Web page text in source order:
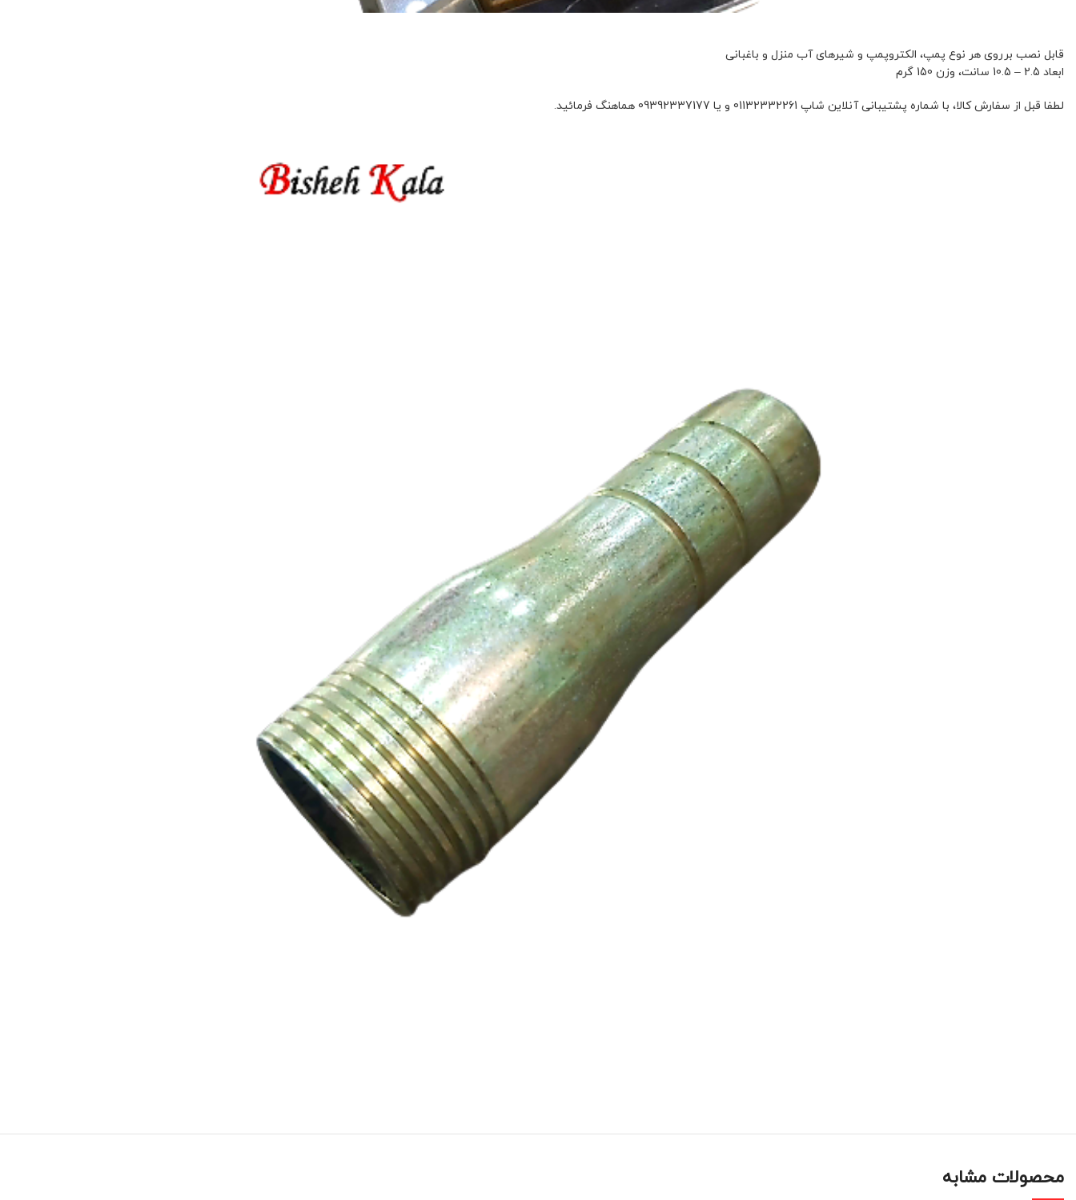
قابل نصب برروی هر نوع پمپ، الکتروپمپ و شیرهای آب منزل و باغبانی
ابعاد 2.5 – 10.5 سانت، وزن 150 گرم
لطفا قبل از سفارش کالا، با شماره پشتیبانی آنلاین شاپ 01132332261 و یا 09392337177 هماهنگ فرمائید.
محصولات مشابه